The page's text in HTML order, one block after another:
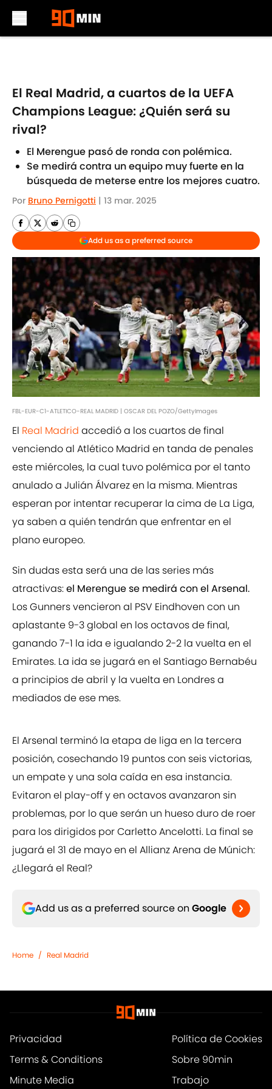
El Real Madrid, a cuartos de la UEFA
Champions League: ¿Quién será su
rival?
El Merengue pasó de ronda con polémica.
Se medirá contra un equipo muy fuerte en la
búsqueda de meterse entre los mejores cuatro.
Por Bruno Pernigotti | 13 mar. 2025
Add us as a preferred source
FBL-EUR-C1-ATLETICO-REAL MADRID | OSCAR DEL POZO/GettyImages
El Real Madrid accedió a los cuartos de final
venciendo al Atlético Madrid en tanda de penales
este miércoles, la cual tuvo polémica por el tanto
anulado a Julián Álvarez en la misma. Mientras
esperan por intentar recuperar la cima de La Liga,
ya saben a quién tendrán que enfrentar en el
plano europeo.
Sin dudas esta será una de las series más
atractivas:el Merengue se medirá con el Arsenal.
Los Gunners vencieron al PSV Eindhoven con un
aplastante 9-3 global en los octavos de final,
ganando 7-1 la ida e igualando 2-2 la vuelta en el
Emirates. La ida se jugará en el Santiago Bernabéu
a principios de abril y la vuelta en Londres a
mediados de ese mes.
El Arsenal terminó la etapa de liga en la tercera
posición, cosechando 19 puntos con seis victorias,
un empate y una sola caída en esa instancia.
Evitaron el play-off y en octavos avanzaron sin
problemas, por lo que serán un hueso duro de roer
para los dirigidos por Carletto Ancelotti. La final se
jugará el 31 de mayo en el Allianz Arena de Múnich:
¿Llegará el Real?
Add us as a preferred source on Google
Home / Real Madrid
Privacidad
Política de Cookies
Terms & Conditions
Sobre 90min
Minute Media
Trabajo